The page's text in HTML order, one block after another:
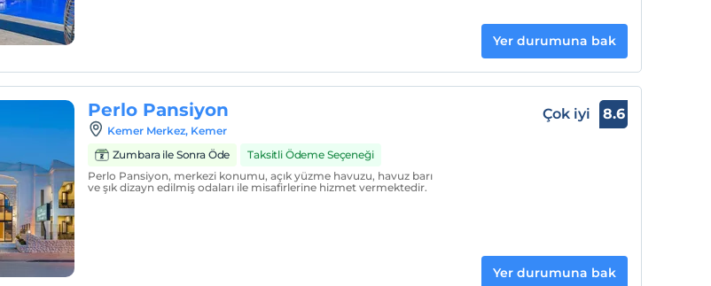
Yer durumuna bak
Perlo Pansiyon
Kemer Merkez, Kemer
Zumbara ile Sonra Öde
Taksitli Ödeme Seçeneği
Perlo Pansiyon, merkezi konumu, açık yüzme havuzu, havuz barı
ve şık dizayn edilmiş odaları ile misafirlerine hizmet vermektedir.
Çok iyi 8.6
Yer durumuna bak